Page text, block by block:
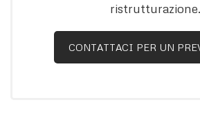
ristrutturazione.
CONTATTACI PER UN